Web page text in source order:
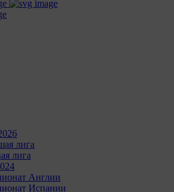
лига
лига
Англии
Испании